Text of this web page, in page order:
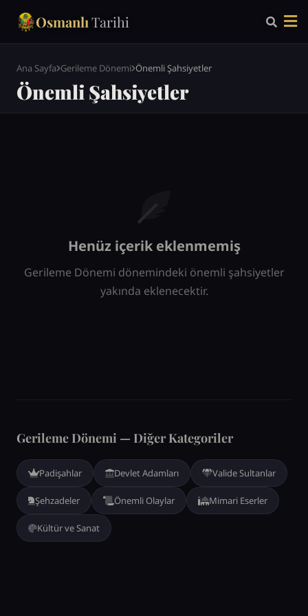
OsmanlıTarihi
Ana Sayfa Gerileme Dönemi Önemli Şahsiyetler
Önemli Şahsiyetler
Henüz içerik eklenmemiş
Gerileme Dönemi dönemindeki önemli şahsiyetler
yakında eklenecektir.
Gerileme Dönemi — Diğer Kategoriler
Padişahlar Devlet Adamları Valide Sultanlar
Şehzadeler Önemli Olaylar Mimari Eserler
Kültür ve Sanat